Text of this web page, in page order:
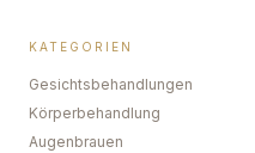
KATEGORIEN
Gesichtsbehandlungen
Körperbehandlung
Augenbrauen